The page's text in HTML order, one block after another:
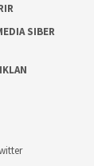
SIBER